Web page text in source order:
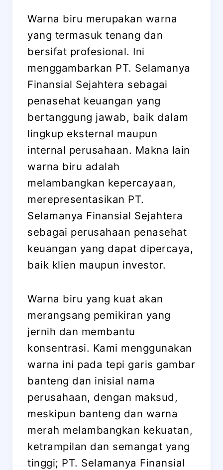
Warna biru merupakan warna
yang termasuk tenang dan
bersifat profesional. Ini
menggambarkan PT. Selamanya
Finansial Sejahtera sebagai
penasehat keuangan yang
bertanggung jawab, baik dalam
lingkup eksternal maupun
internal perusahaan. Makna lain
warna biru adalah
melambangkan kepercayaan,
merepresentasikan PT.
Selamanya Finansial Sejahtera
sebagai perusahaan penasehat
keuangan yang dapat dipercaya,
baik klien maupun investor.
Warna biru yang kuat akan
merangsang pemikiran yang
jernih dan membantu
konsentrasi. Kami menggunakan
warna ini pada tepi garis gambar
banteng dan inisial nama
perusahaan, dengan maksud,
meskipun banteng dan warna
merah melambangkan kekuatan,
ketrampilan dan semangat yang
tinggi; PT. Selamanya Finansial